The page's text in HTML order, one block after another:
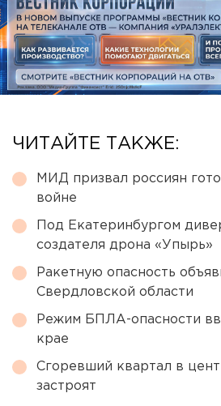
ЧИТАЙТЕ ТАКЖЕ:
МИД призвал россиян
войне
Под Екатеринбургом
создателя дрона «Упырь»
Ракетную опасность
Свердловской области
Режим БПЛА-опасности
крае
Сгоревший квартал в
застроят